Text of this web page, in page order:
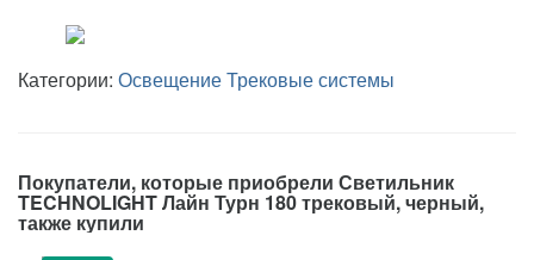
Категории: ОсвещениеТрековые системы
Покупатели, которые приобрели Светильник
TECHNOLIGHT Лайн Турн 180 трековый, черный,
также купили